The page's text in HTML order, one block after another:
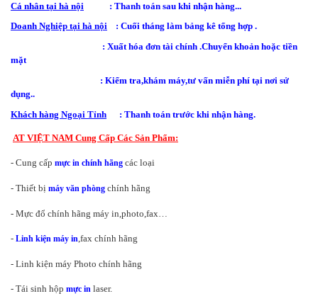
Cá nhân tại hà nội : Thanh toán sau khi nhận hàng...
Doanh Nghiệp tại hà nội : Cuối tháng làm bảng kê tổng hợp .
: Xuất hóa đơn tài chính .Chuyển khoản hoặc tiền
mặt
: Kiểm tra,khám máy,tư vấn miễn phí tại nơi sử
dụng..
Khách hàng Ngoại Tỉnh : Thanh toán trước khi nhận hàng.
AT VIỆT NAM Cung Cấp Các Sản Phẩm:
- Cung cấp mực in chính hãng các loại
- Thiết bị máy văn phòng chính hãng
- Mực đổ chính hãng máy in,photo,fax…
- Linh kiện máy in,fax chính hãng
- Linh kiện máy Photo chính hãng
- Tái sinh hộp mực in laser.